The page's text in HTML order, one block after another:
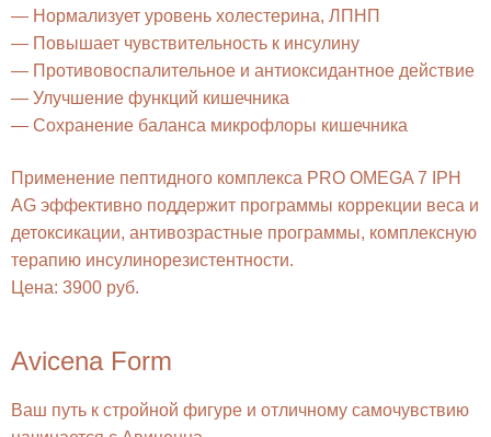
— Нормализует уровень холестерина, ЛПНП
— Повышает чувствительность к инсулину
— Противовоспалительное и антиоксидантное действие
— Улучшение функций кишечника
— Сохранение баланса микрофлоры кишечника
Применение пептидного комплекса PRO OMEGA 7 IPH
AG эффективно поддержит программы коррекции веса и
детоксикации, антивозрастные программы, комплексную
терапию инсулинорезистентности.
Цена: 3900 руб.
Avicena Form
Ваш путь к стройной фигуре и отличному самочувствию